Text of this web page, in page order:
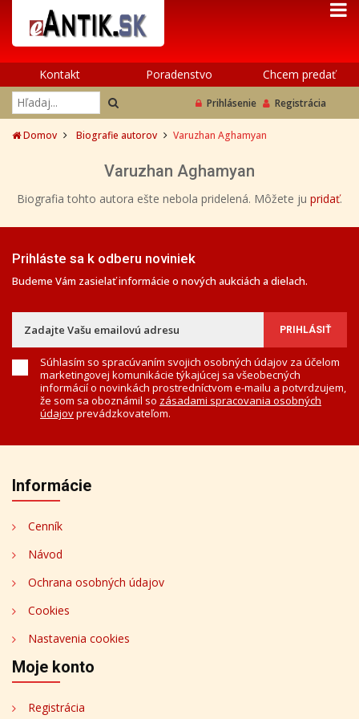
Kontakt Poradenstvo Chcem predať
Prihlásenie Registrácia
Domov Biografie autorov Varuzhan Aghamyan
Varuzhan Aghamyan
Biografia tohto autora ešte nebola pridelená. Môžete ju pridať.
Prihláste sa k odberu noviniek
Budeme Vám zasielať informácie o nových aukciách a dielach.
Súhlasím so spracúvaním svojich osobných údajov za účelom
marketingovej komunikácie týkajúcej sa všeobecných
informácií o novinkách prostredníctvom e-mailu a potvrdzujem,
že som sa oboznámil so zásadami spracovania osobných
údajovprevádzkovateľom.
Informácie
Cenník
Návod
Ochrana osobných údajov
Cookies
Nastavenia cookies
Moje konto
Registrácia